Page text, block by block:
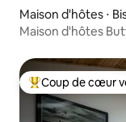
Maison d'hôtes ⋅
Maison d'hôtes
Coups de cœur
Coup de cœur